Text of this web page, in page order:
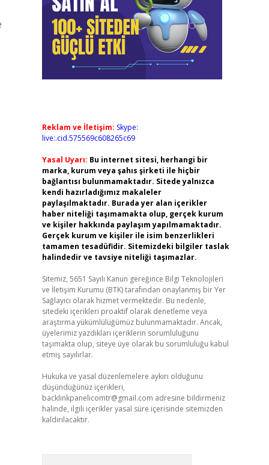
Reklam ve İletişim: Skype:
live:.cid.575569c608265c69
Yasal Uyarı: Bu internet sitesi, herhangi bir
marka, kurum veya şahıs şirketi ile hiçbir
bağlantısı bulunmamaktadır. Sitede yalnızca
kendi hazırladığımız makaleler
paylaşılmaktadır. Burada yer alan içerikler
haber niteliği taşımamakta olup, gerçek kurum
ve kişiler hakkında paylaşım yapılmamaktadır.
Gerçek kurum ve kişiler ile isim benzerlikleri
tamamen tesadüfidir. Sitemizdeki bilgiler taslak
halindedir ve tavsiye niteliği taşımazlar.
Sitemiz, 5651 Sayılı Kanun gereğince Bilgi Teknolojileri
ve İletişim Kurumu (BTK) tarafından onaylanmış bir Yer
Sağlayıcı olarak hizmet vermektedir. Bu nedenle,
sitedeki içerikleri proaktif olarak denetleme veya
araştırma yükümlülüğümüz bulunmamaktadır. Ancak,
üyelerimiz yazdıkları içeriklerin sorumluluğunu
taşımakta olup, siteye üye olarak bu sorumluluğu kabul
etmiş sayılırlar.
Hukuka ve yasal düzenlemelere aykırı olduğunu
düşündüğünüz içerikleri,
backlinkpanelicomtr@gmail.com adresine bildirmeniz
halinde, ilgili içerikler yasal süre içerisinde sitemizden
kaldırılacaktır.